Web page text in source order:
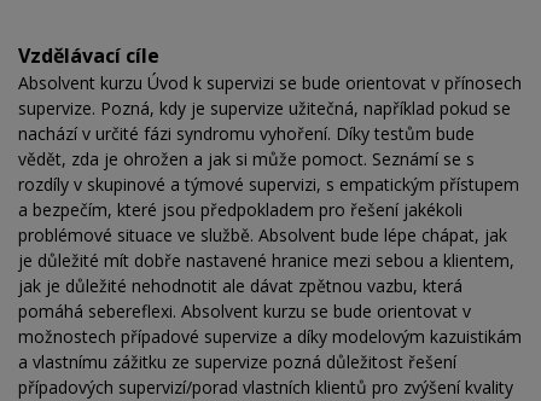
Vzdělávací cíle
Absolvent kurzu Úvod k supervizi se bude orientovat v přínosech
supervize. Pozná, kdy je supervize užitečná, například pokud se
nachází v určité fázi syndromu vyhoření. Díky testům bude
vědět, zda je ohrožen a jak si může pomoct. Seznámí se s
rozdíly v skupinové a týmové supervizi, s empatickým přístupem
a bezpečím, které jsou předpokladem pro řešení jakékoli
problémové situace ve službě. Absolvent bude lépe chápat, jak
je důležité mít dobře nastavené hranice mezi sebou a klientem,
jak je důležité nehodnotit ale dávat zpětnou vazbu, která
pomáhá sebereflexi. Absolvent kurzu se bude orientovat v
možnostech případové supervize a díky modelovým kazuistikám
a vlastnímu zážitku ze supervize pozná důležitost řešení
případových supervizí/porad vlastních klientů pro zvýšení kvality